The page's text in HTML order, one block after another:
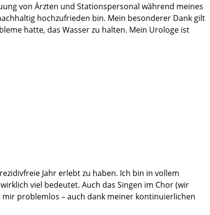
von Ärzten und Stationspersonal während meines
hochzufrieden bin. Mein besonderer Dank gilt
hatte, das Wasser zu halten. Mein Urologe ist
Jahr erlebt zu haben. Ich bin in vollem
viel bedeutet. Auch das Singen im Chor (wir
problemlos – auch dank meiner kontinuierlichen